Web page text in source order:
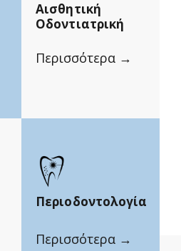
Αισθητική
Οδοντιατρική
Περισσότερα →
Περιοδοντολογία
Περισσότερα →